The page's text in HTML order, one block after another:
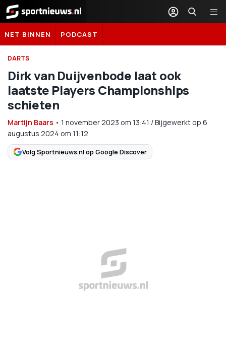
Sportnieuws.nl
NET BINNEN PODCAST
DARTS
Dirk van Duijvenbode laat ook
laatste Players Championships
schieten
Martijn Baars • 1 november 2023 om 13:41 /Bijgewerkt op 6
augustus 2024 om 11:12
Volg Sportnieuws.nl op Google Discover